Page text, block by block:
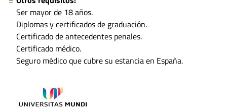
Ser mayor de 18 años.
Diplomas y certificados de graduación.
Certificado de antecedentes penales.
Certificado médico.
Seguro médico que cubre su estancia en España.